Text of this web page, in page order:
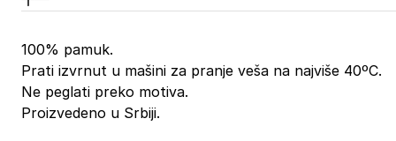
100% pamuk.
Prati izvrnut u mašini za pranje veša na najviše 40ºC.
Ne peglati preko motiva.
Proizvedeno u Srbiji.